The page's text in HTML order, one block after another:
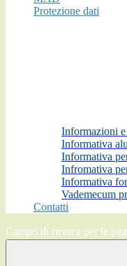
Protezione dati
Informazioni
Informativa
Informativa
Infromativa
Informativa
Vademecum
Contatti
Campo di ricerca per le